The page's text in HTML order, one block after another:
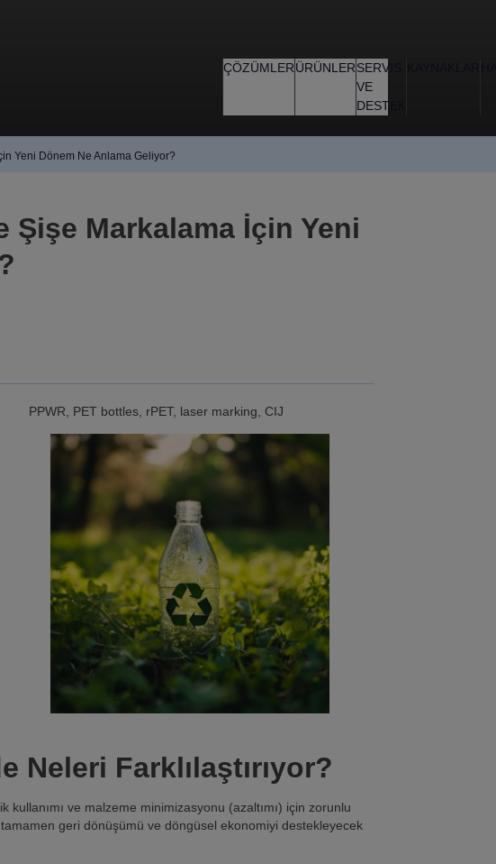
ÇÖZÜMLERÜRÜNLERSERVIS
VE
DESTEK
Yeni Dönem Ne Anlama Geliyor?
Şişe Markalama İçin Yeni
PPWR, PET bottles, rPET, laser marking, CIJ
Neleri Farklılaştırıyor?
ve malzeme minimizasyonu (azaltımı) için zorunlu
geri dönüşümü ve döngüsel ekonomiyi destekleyecek